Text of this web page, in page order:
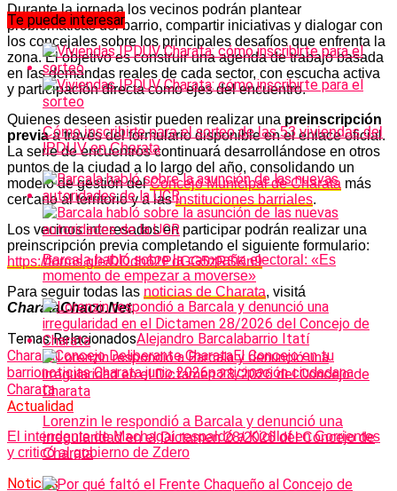
Durante la jornada los vecinos podrán plantear
problemáticas del barrio, compartir iniciativas y dialogar con
los concejales sobre los principales desafíos que enfrenta la
zona. El objetivo es construir una agenda de trabajo basada
en las demandas reales de cada sector, con escucha activa
y participación directa como ejes del encuentro.
Quienes deseen asistir pueden realizar una preinscripción
previaa través del formulario disponible en el enlace oficial.
La serie de encuentros continuará desarrollándose en otros
puntos de la ciudad a lo largo del año, consolidando un
modelo de gestión delConcejo Municipal de Charata más
cercano al territorio y a lasinstituciones barriales.
Los vecinos interesados en participar podrán realizar una
preinscripción previa completando el siguiente formulario:
https://forms.gle/DDdh62PdGG5zRSKn9
Para seguir todas las noticias de Charata, visitá
CharataChaco.Net.
Temas RelacionadosAlejandro Barcalabarrio Itatí
CharataConcejo Deliberante CharataEl Concejo en tu
barrionoticias Charata junio 2026participación ciudadana
Charata
Actualidad
El intendente de Machagai respaldó a Kicillof en Corrientes
y criticó al gobierno de Zdero
Noticias
Te puede interesar
Cómo inscribirte para el sorteo de las 53 viviendas del
IPDUV en Charata
Barcala habló sobre la campaña electoral: «Es
momento de empezar a moverse»
Lorenzin le respondió a Barcala y denunció una
irregularidad en el Dictamen 28/2026 del Concejo de
Charata